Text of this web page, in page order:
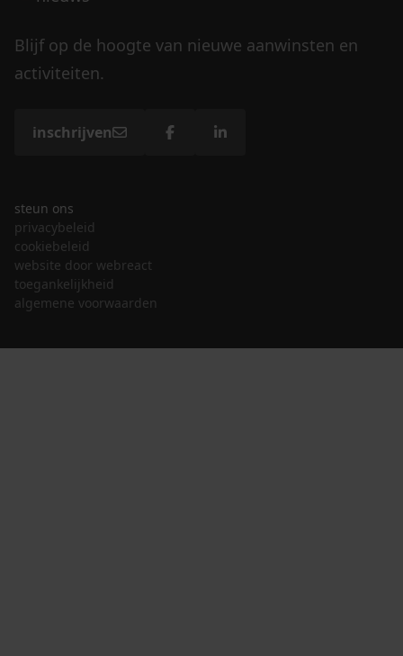
Blijf op de hoogte van nieuwe aanwinsten en
activiteiten.
inschrijven
steun ons
privacybeleid
cookiebeleid
website door webreact
toegankelijkheid
algemene voorwaarden